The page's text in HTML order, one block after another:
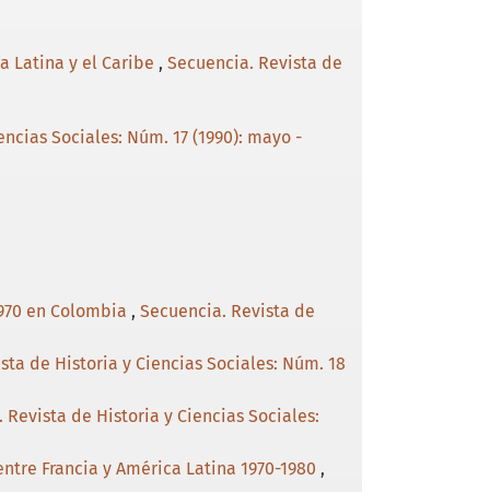
Latina y el Caribe , Secuencia. Revista de
Sociales: Núm. 17 (1990): mayo -
en Colombia , Secuencia. Revista de
de Historia y Ciencias Sociales: Núm. 18
Revista de Historia y Ciencias Sociales:
Francia y América Latina 1970-1980 ,